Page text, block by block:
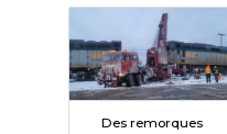
Des remorques